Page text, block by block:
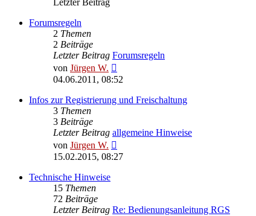
Letzter Beitrag
Forumsregeln
2 Themen
2 Beiträge
Letzter Beitrag Forumsregeln
von Jürgen W.
Beitrag
04.06.2011, 08:52
Infos zur Registrierung und Freischaltung
3 Themen
3 Beiträge
Letzter Beitrag allgemeine Hinweise
von Jürgen W.
Beitrag
15.02.2015, 08:27
Technische Hinweise
15 Themen
72 Beiträge
Letzter Beitrag Re: Bedienungsanleitung RGS